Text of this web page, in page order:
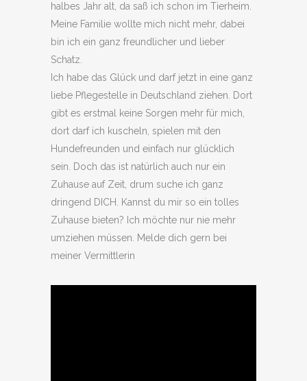
halbes Jahr alt, da saß ich schon im Tierheim.
Meine Familie wollte mich nicht mehr, dabei
bin ich ein ganz freundlicher und lieber
Schatz.
Ich habe das Glück und darf jetzt in eine ganz
liebe Pflegestelle in Deutschland ziehen. Dort
gibt es erstmal keine Sorgen mehr für mich,
dort darf ich kuscheln, spielen mit den
Hundefreunden und einfach nur glücklich
sein. Doch das ist natürlich auch nur ein
Zuhause auf Zeit, drum suche ich ganz
dringend DICH. Kannst du mir so ein tolles
Zuhause bieten? Ich möchte nur nie mehr
umziehen müssen. Melde dich gern bei
meiner Vermittlerin